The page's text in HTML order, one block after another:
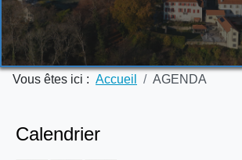
Vous êtes ici : Accueil AGENDA
Calendrier